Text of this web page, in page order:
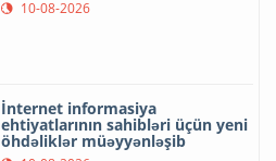
10-08-2026
İnternet informasiya
ehtiyatlarının sahibləri üçün yeni
öhdəliklər müəyyənləşib